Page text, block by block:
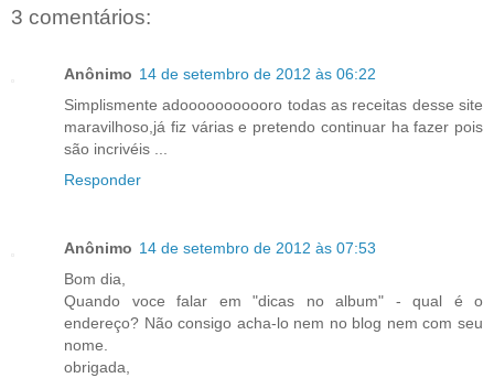
3 comentários:
Anônimo 14 de setembro de 2012 às 06:22
Simplismente adooooooooooro todas as receitas desse site
maravilhoso,já fiz várias e pretendo continuar ha fazer pois
são incrivéis ...
Responder
Anônimo 14 de setembro de 2012 às 07:53
Bom dia,
Quando voce falar em "dicas no album" - qual é o
endereço? Não consigo acha-lo nem no blog nem com seu
nome.
obrigada,